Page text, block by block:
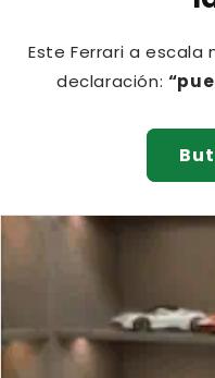
Este Ferrari a escala
declaración: